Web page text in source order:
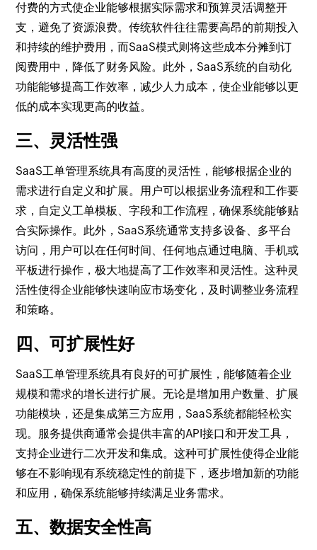
付费的方式使企业能够根据实际需求和预算灵活调整开
支，避免了资源浪费。传统软件往往需要高昂的前期投入
和持续的维护费用，而SaaS模式则将这些成本分摊到订
阅费用中，降低了财务风险。此外，SaaS系统的自动化
功能能够提高工作效率，减少人力成本，使企业能够以更
低的成本实现更高的收益。
三、灵活性强
SaaS工单管理系统具有高度的灵活性，能够根据企业的
需求进行自定义和扩展。用户可以根据业务流程和工作要
求，自定义工单模板、字段和工作流程，确保系统能够贴
合实际操作。此外，SaaS系统通常支持多设备、多平台
访问，用户可以在任何时间、任何地点通过电脑、手机或
平板进行操作，极大地提高了工作效率和灵活性。这种灵
活性使得企业能够快速响应市场变化，及时调整业务流程
和策略。
四、可扩展性好
SaaS工单管理系统具有良好的可扩展性，能够随着企业
规模和需求的增长进行扩展。无论是增加用户数量、扩展
功能模块，还是集成第三方应用，SaaS系统都能轻松实
现。服务提供商通常会提供丰富的API接口和开发工具，
支持企业进行二次开发和集成。这种可扩展性使得企业能
够在不影响现有系统稳定性的前提下，逐步增加新的功能
和应用，确保系统能够持续满足业务需求。
五、数据安全性高